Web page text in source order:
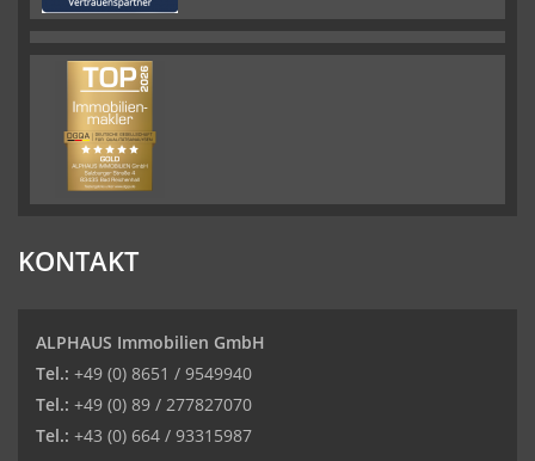
KONTAKT
ALPHAUS Immobilien GmbH
Tel.: +49 (0) 8651 / 9549940
Tel.: +49 (0) 89 / 277827070
Tel.: +43 (0) 664 / 93315987